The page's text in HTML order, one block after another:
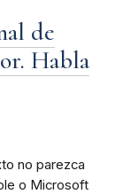
de
Habla
no parezca
o Microsoft